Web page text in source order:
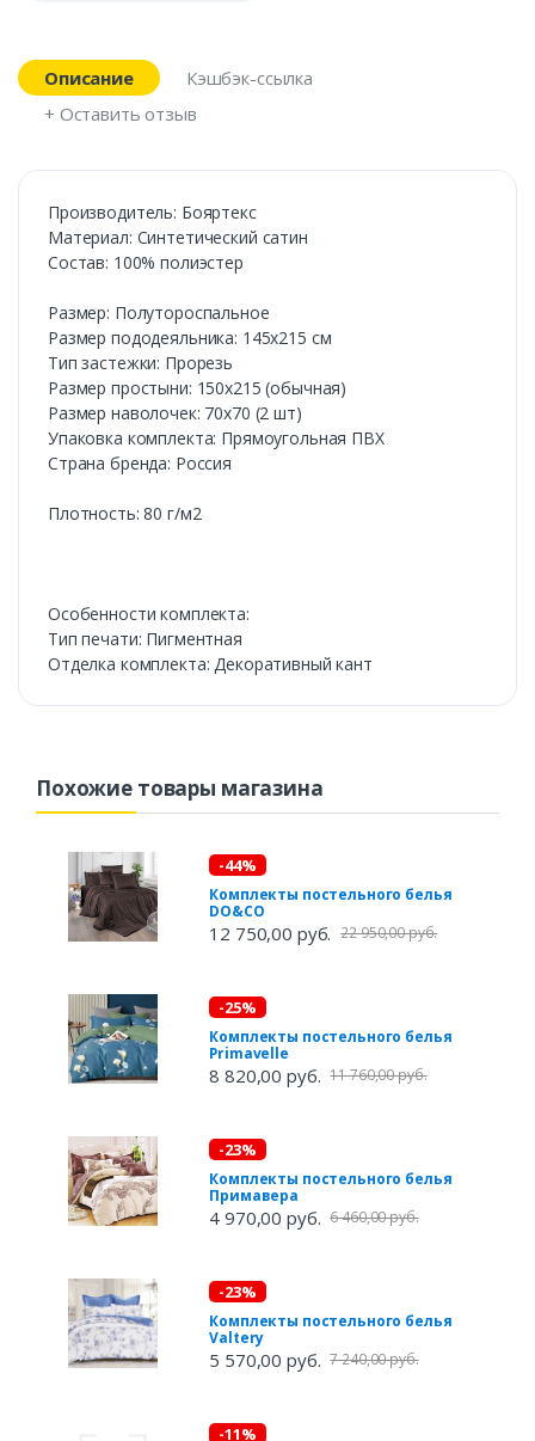
Описание
Кэшбэк-ссылка
+ Оставить отзыв
Производитель: Бояртекс
Материал: Синтетический сатин
Состав: 100% полиэстер
Размер: Полутороспальное
Размер пододеяльника: 145х215 см
Тип застежки: Прорезь
Размер простыни: 150х215 (обычная)
Размер наволочек: 70х70 (2 шт)
Упаковка комплекта: Прямоугольная ПВХ
Cтрана бренда: Россия
Плотность: 80 г/м2
Особенности комплекта:
Тип печати: Пигментная
Отделка комплекта: Декоративный кант
Похожие товары магазина
-44%
Комплекты постельного белья
DO&CO
12 750,00 руб. 22 950,00 руб.
-25%
Комплекты постельного белья
Primavelle
8 820,00 руб. 11 760,00 руб.
-23%
Комплекты постельного белья
Примавера
4 970,00 руб. 6 460,00 руб.
-23%
Комплекты постельного белья
Valtery
5 570,00 руб. 7 240,00 руб.
-11%